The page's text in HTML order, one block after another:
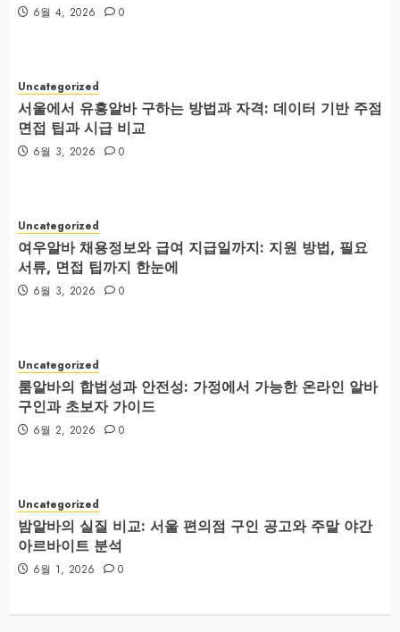
6월 4, 2026 0
Uncategorized
서울에서 유흥알바 구하는 방법과 자격: 데이터 기반 주점
면접 팁과 시급 비교
6월 3, 2026 0
Uncategorized
여우알바 채용정보와 급여 지급일까지: 지원 방법, 필요
서류, 면접 팁까지 한눈에
6월 3, 2026 0
Uncategorized
룸알바의 합법성과 안전성: 가정에서 가능한 온라인 알바
구인과 초보자 가이드
6월 2, 2026 0
Uncategorized
밤알바의 실질 비교: 서울 편의점 구인 공고와 주말 야간
아르바이트 분석
6월 1, 2026 0